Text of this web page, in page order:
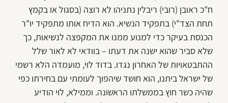
ח"כ ראובן (רובי) ריבלין נתניהו לא רוצה (בסגול או בקמץ
תחת הצד"י) בתפקיד הנשיא. הוא הדיח אותו מתפקיד יו"ר
הכנסת בעיקר כדי למנוע ממנו את המקפצה לנשיאות, כך
שלא סביר שהוא ישנה את דעתו – בוודאי לא לאור שלל
ההתבטאויות של האחרון נגדו. בדוד לוי, מועמדה הלא רשמי
של ישראל ביתנו, הוא חושד שיהפוך לעומתי עם בחירתו כפי
שהיה כשר חוץ בממשלתו הראשונה. וממילא, לוי הודיע